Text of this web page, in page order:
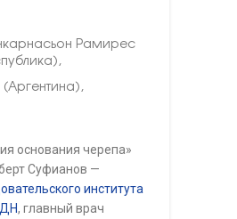
Рамирес
(Аргентина),
основания черепа»
Суфианов —
института
, главный врач